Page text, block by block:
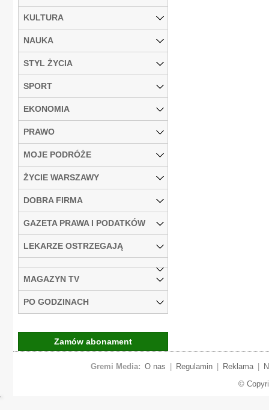
KULTURA
NAUKA
STYL ŻYCIA
SPORT
EKONOMIA
PRAWO
MOJE PODRÓŻE
ŻYCIE WARSZAWY
DOBRA FIRMA
GAZETA PRAWA I PODATKÓW
LEKARZE OSTRZEGAJĄ
MAGAZYN TV
PO GODZINACH
Zamów abonament
Gremi Media: O nas Regulamin Reklama
©